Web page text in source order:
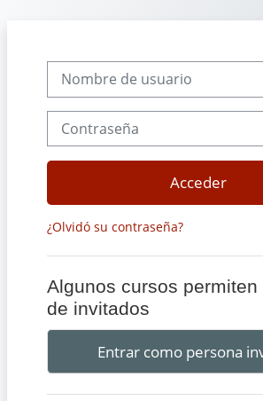
Nombre de usuario
Acceder
¿Olvidó su contraseña?
Algunos cursos
de invitados
Entrar como persona